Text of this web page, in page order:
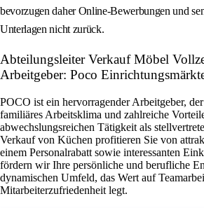
bevorzugen daher Online-Bewerbungen und
Unterlagen nicht zurück.
Abteilungsleiter Verkauf Möbel
Arbeitgeber: Poco
POCO ist ein hervorragender Arbeitgeber,
familiäres Arbeitsklima und zahlreiche
abwechslungsreichen Tätigkeit als
Verkauf von Küchen profitieren Sie von
einem Personalrabatt sowie interessanten
fördern wir Ihre persönliche und berufliche
dynamischen Umfeld, das Wert auf
Mitarbeiterzufriedenheit legt.